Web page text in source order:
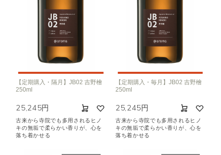
【定期購入・隔月】JB02 吉野檜
250ml
25,245円
古来から寺院でも多用されるヒノ
キの無垢で柔らかい香りが、心を
落ち着かせる
【定期購入・毎月】JB02 吉野檜
250ml
25,245円
古来から寺院でも多用されるヒノ
キの無垢で柔らかい香りが、心を
落ち着かせる